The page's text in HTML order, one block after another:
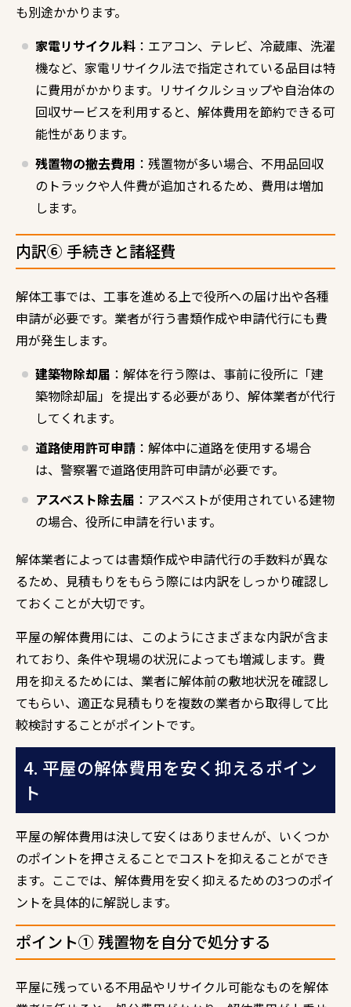
も別途かかります。
家電リサイクル料 ：エアコン、テレビ、冷蔵庫、洗濯
機など、家電リサイクル法で指定されている品目は特
に費用がかかります。リサイクルショップや自治体の
回収サービスを利用すると、解体費用を節約できる可
能性があります。
残置物の撤去費用 ：残置物が多い場合、不用品回収
のトラックや人件費が追加されるため、費用は増加
します。
内訳⑥ 手続きと諸経費
解体工事では、工事を進める上で役所への届け出や各種
申請が必要です。業者が行う書類作成や申請代行にも費
用が発生します。
建築物除却届 ：解体を行う際は、事前に役所に「建
築物除却届」を提出する必要があり、解体業者が代行
してくれます。
道路使用許可申請 ：解体中に道路を使用する場合
は、警察署で道路使用許可申請が必要です。
アスベスト除去届 ：アスベストが使用されている建物
の場合、役所に申請を行います。
解体業者によっては書類作成や申請代行の手数料が異な
るため、見積もりをもらう際には内訳をしっかり確認し
ておくことが大切です。
平屋の解体費用には、このようにさまざまな内訳が含ま
れており、条件や現場の状況によっても増減します。費
用を抑えるためには、業者に解体前の敷地状況を確認し
てもらい、適正な見積もりを複数の業者から取得して比
較検討することがポイントです。
4. 平屋の解体費用を安く抑えるポイン
ト
平屋の解体費用は決して安くはありませんが、いくつか
のポイントを押さえることでコストを抑えることができ
ます。ここでは、解体費用を安く抑えるための3つのポイ
ントを具体的に解説します。
ポイント① 残置物を自分で処分する
平屋に残っている不用品やリサイクル可能なものを解体